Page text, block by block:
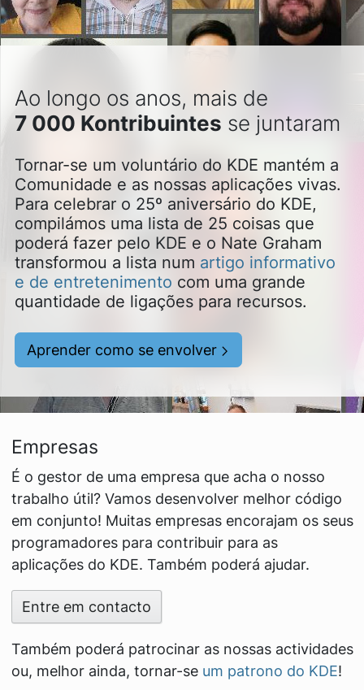
Ao longo os anos, mais de
7 000 Kontribuintes se juntaram
Tornar-se um voluntário do KDE mantém a
Comunidade e as nossas aplicações vivas.
Para celebrar o 25º aniversário do KDE,
compilámos uma lista de 25 coisas que
poderá fazer pelo KDE e o Nate Graham
transformou a lista num artigo informativo
e de entretenimento com uma grande
quantidade de ligações para recursos.
Aprender como se envolver
Empresas
É o gestor de uma empresa que acha o nosso
trabalho útil? Vamos desenvolver melhor código
em conjunto! Muitas empresas encorajam os seus
programadores para contribuir para as
aplicações do KDE. Também poderá ajudar.
Entre em contacto
Também poderá patrocinar as nossas actividades
ou, melhor ainda, tornar-se um patrono do KDE!